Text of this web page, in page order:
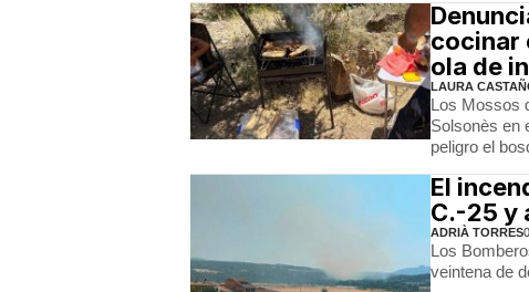
cocinar
ola de
LAURA
Los Mossos
Solsonès en
peligro el
El
C.-25 y
ADRIÀ TORRES
Los
veintena de